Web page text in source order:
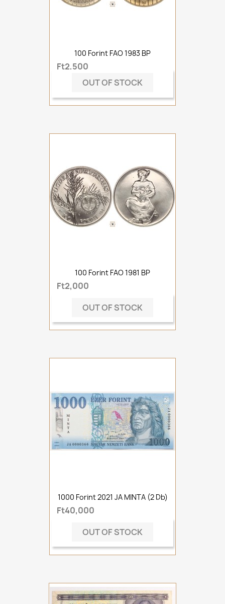
100 Forint FAO 1983 BP
Ft2,500
OUT OF STOCK
100 Forint FAO 1981 BP
Ft2,000
OUT OF STOCK
1000 Forint 2021 JA MINTA (2 Db)
Ft40,000
OUT OF STOCK